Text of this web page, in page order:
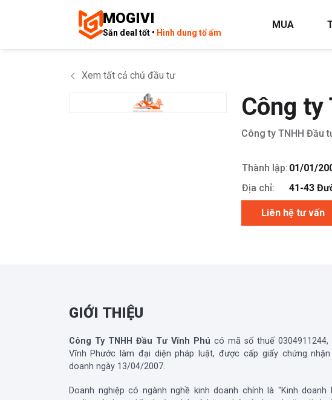
MOGIVI
Săn deal tốt • Hình dung tổ ấm
MUA
Xem tất cả chủ đầu tư
Công
Công ty TNHH Đầu
Thành lập: 01/01/
Địa chỉ:
41-43
Liên hệ tư vấn
GIỚI THIỆU
Công Ty TNHH Đầu Tư Vĩnh Phú có mã số thuế
Vĩnh Phước làm đại diện pháp luật, được cấp giấy chứng
doanh ngày 13/04/2007.
Doanh nghiệp có ngành nghề kinh doanh chính là "Kinh doanh